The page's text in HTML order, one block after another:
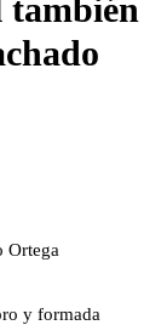
también
Ortega
y formada